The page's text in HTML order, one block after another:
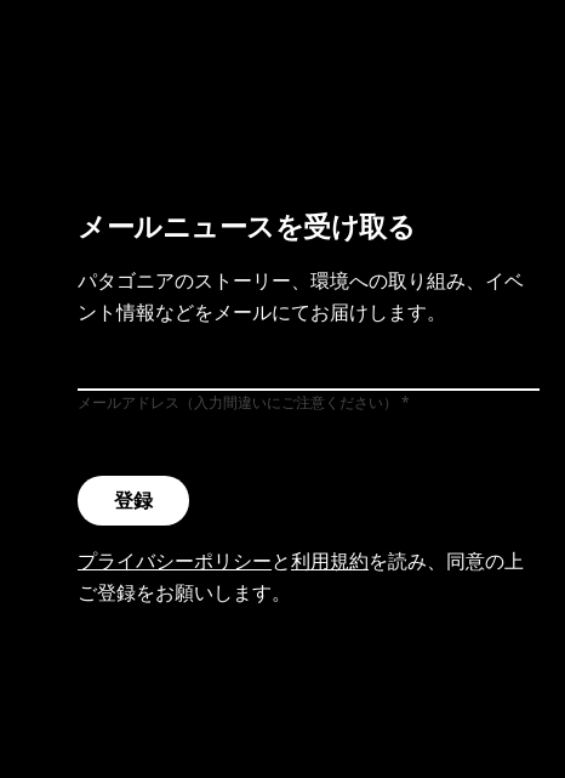
メールニュースを受け取る
パタゴニアのストーリー、環境への取り組み、イベ
ント情報などをメールにてお届けします。
メールアドレス（入力間違いにご注意ください）
登録
プライバシーポリシーと利用規約を読み、同意の上
ご登録をお願いします。